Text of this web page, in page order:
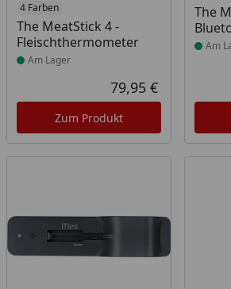
4 Farben
The MeatStick 4 -
Fleischthermometer
Produkt am Lager
Am Lager
Aktueller
79,95 €
Zum Produkt
The
Am